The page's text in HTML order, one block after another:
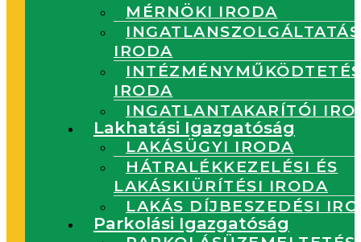
MÉRNÖKI IRODA
IRODA
IRODA
INGATLANTAKARÍTÓI
Lakhatási Igazgatóság
LAKÁSÜGYI IRODA
HÁTRALÉKKEZELÉSI ÉS
LAKÁSKIÜRÍTÉSI IRODA
LAKÁS DÍJBESZEDÉSI
Parkolási Igazgatóság